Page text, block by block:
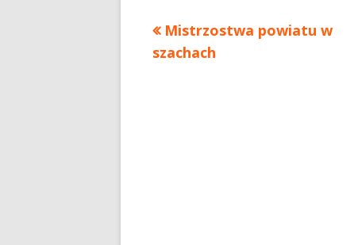
Mistrzostwa powiatu w
szachach